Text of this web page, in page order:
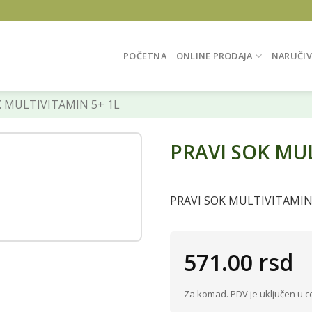
POČETNA ONLINE PRODAJA
MULTIVITAMIN 5+ 1L
PRAVI SOK
PRAVI SOK
571.00 rsd
Za komad. PDV je uključen u